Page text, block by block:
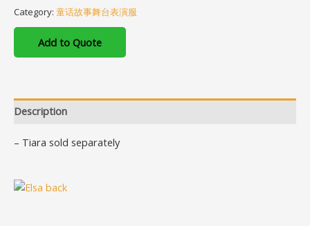
Category: 童话故事舞台表演服
Add to Quote
Description
– Tiara sold separately